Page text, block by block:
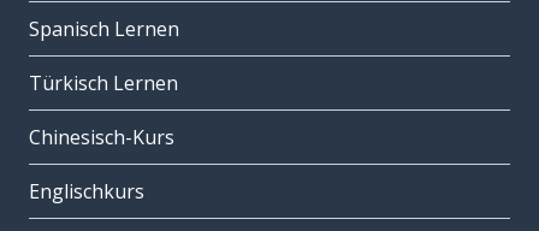
Spanisch Lernen
Türkisch Lernen
Chinesisch-Kurs
Englischkurs